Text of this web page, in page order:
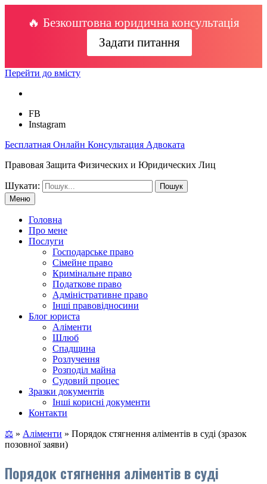
🔥 Безкоштовна юридична консультація
Задати питання
Перейти до вмісту
FB
Instagram
Бесплатная Онлайн Консультация Адвоката
Правовая Защита Физических и Юридических Лиц
Шукати:
Меню
Головна
Про мене
Послуги
Господарське право
Сімейне право
Кримінальне право
Податкове право
Адміністративне право
Інші правовідносини
Блог юриста
Аліменти
Шлюб
Спадщина
Розлучення
Розподіл майна
Судовий процес
Зразки документів
Інші корисні документи
Контакти
⚖ » Аліменти » Порядок стягнення аліментів в суді (зразок
позовної заяви)
Порядок стягнення аліментів в суді